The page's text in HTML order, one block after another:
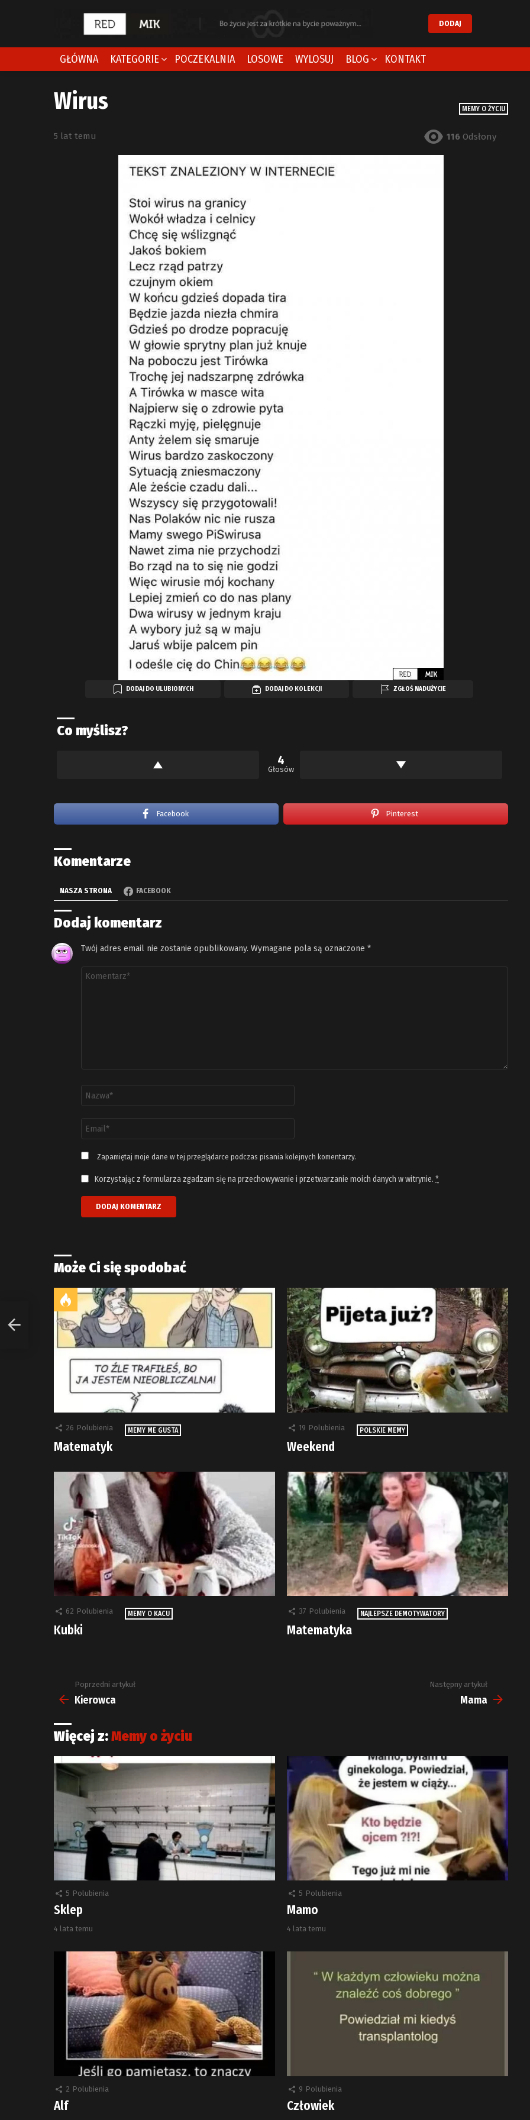
DODAJ
GŁÓWNA KATEGORIE POCZEKALNIA LOSOWE WYLOSUJ BLOG KONTAKT
MEMY O ŻYCIU
Wirus
5 lat temu 116 Odsłony
DODAJ DO ULUBIONYCH DODAJ DO KOLEKCJI ZGŁOŚ NADUŻYCIE
Co myślisz?
4
Głosów
Facebook Pinterest
Komentarze
NASZA STRONA FACEBOOK
Dodaj komentarz
Twój adres email nie zostanie opublikowany. Wymagane pola są oznaczone *
Komentarz
email
*
Zapamiętaj moje dane w tej przeglądarce podczas pisania kolejnych komentarzy.
Korzystając z formularza zgadzam się na przechowywanie i przetwarzanie moich danych w witrynie. *
Może Ci się spodobać
26 Polubienia MEMY ME GUSTA
Matematyk
19 Polubienia POLSKIE MEMY
Weekend
62 Polubienia MEMY O KACU
Kubki
37 Polubienia NAJLEPSZE DEMOTYWATORY
Matematyka
Zobacz
więcej
Poprzedni artykuł
Kierowca
Następny artykuł
Mama
Więcej z:Memy o życiu
5 Polubienia
Sklep
4 lata temu
5 Polubienia
Mamo
4 lata temu
2 Polubienia
Alf
9 Polubienia
Człowiek